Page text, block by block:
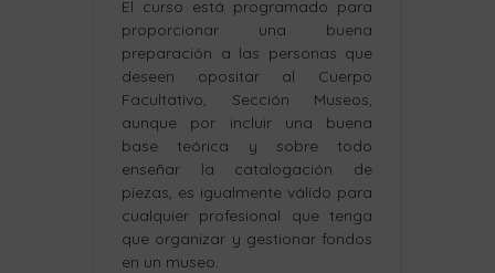
El curso está programado para
proporcionar una buena
preparación a las personas que
deseen opositar al Cuerpo
Facultativo, Sección Museos,
aunque por incluir una buena
base teórica y sobre todo
enseñar la catalogación de
piezas, es igualmente válido para
cualquier profesional que tenga
que organizar y gestionar fondos
en un museo.